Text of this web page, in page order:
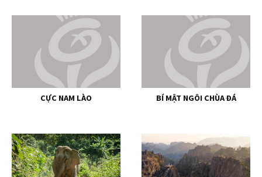
CỰC NAM LÀO BÍ MẬT NGÔI CHÙA ĐÁ